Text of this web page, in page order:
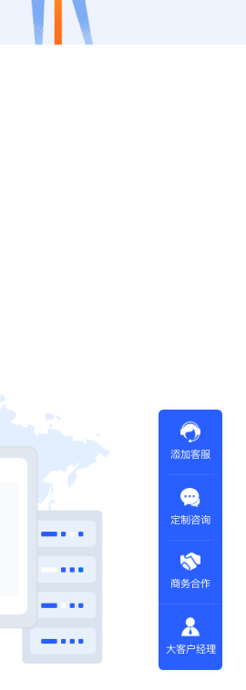
添加客服
定制咨询
商务合作
大客户经理